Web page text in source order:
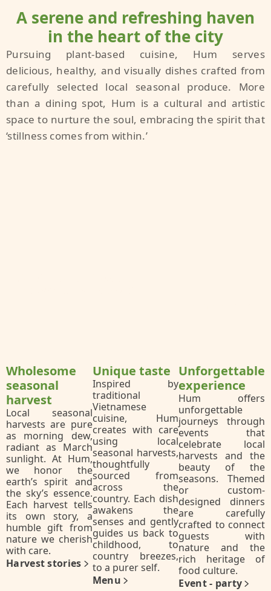
A serene and refreshing haven
in the heart of the city
Pursuing plant-based cuisine, Hum serves
delicious, healthy, and visually dishes crafted from
carefully selected local seasonal produce. More
than a dining spot, Hum is a cultural and artistic
space to nurture the soul, embracing the spirit that
‘stillness comes from within.’
Wholesome
seasonal
harvest
Local seasonal
harvests are pure
as morning dew,
radiant as March
sunlight. At Hum,
we honor the
earth’s spirit and
the sky’s essence.
Each harvest tells
its own story, a
humble gift from
nature we cherish
with care.
Harvest stories
Unique taste
Inspired by
traditional
Vietnamese
cuisine, Hum
creates with care
using local
seasonal harvests,
thoughtfully
sourced from
across the
country. Each dish
awakens the
senses and gently
guides us back to
childhood, to
country breezes,
to a purer self.
Menu
Unforgettable
experience
Hum offers
unforgettable
journeys through
events that
celebrate local
harvests and the
beauty of the
seasons. Themed
or custom-
designed dinners
are carefully
crafted to connect
guests with
nature and the
rich heritage of
food culture.
Event - party